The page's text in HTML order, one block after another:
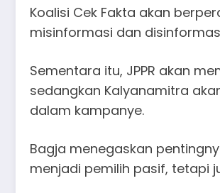
Koalisi Cek Fakta akan
misinformasi dan
Sementara itu, JPPR akan
sedangkan Kalyanamitra
dalam kampanye.
Bagja menegaskan
menjadi pemilih pasif, tetapi